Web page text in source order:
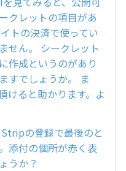
クレットの項目があ
トの決済で使ってい
せん。 シークレット
作成というのがあり
すでしょうか。 ま
けると助かります。よ
の登録で最後のと
添付の個所が赤く表
うか？